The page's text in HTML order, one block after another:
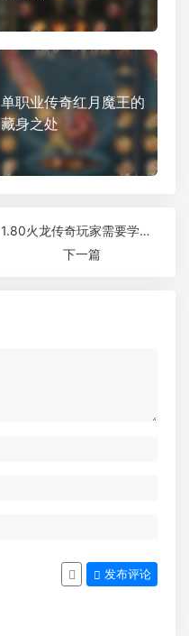
单职业传奇红月魔王的
藏身之处
1.80火龙传奇玩家需要学习躲避吗
下一篇
发布评论